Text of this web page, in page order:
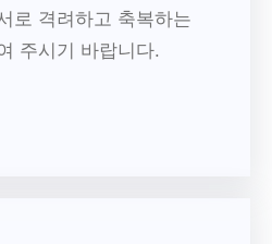
로 격려하고 축복하는
주시기 바랍니다.